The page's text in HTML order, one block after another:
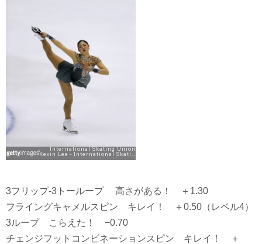
3フリップ-3トーループ 高さがある！ ＋1.30
フライングキャメルスピン キレイ！ ＋0.50（レベル4）
3ループ こらえた！ −0.70
チェンジフットコンビネーションスピン キレイ！ ＋